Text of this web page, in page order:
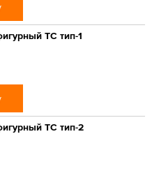
ТС тип-1
ТС тип-2